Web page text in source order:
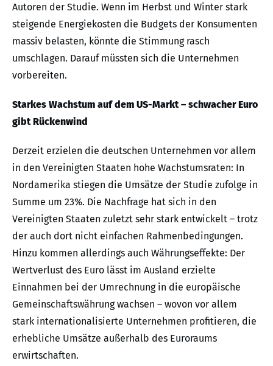
Autoren der Studie. Wenn im Herbst und Winter stark
steigende Energiekosten die Budgets der Konsumenten
massiv belasten, könnte die Stimmung rasch
umschlagen. Darauf müssten sich die Unternehmen
vorbereiten.
Starkes Wachstum auf dem US-Markt – schwacher Euro
gibt Rückenwind
Derzeit erzielen die deutschen Unternehmen vor allem
in den Vereinigten Staaten hohe Wachstumsraten: In
Nordamerika stiegen die Umsätze der Studie zufolge in
Summe um 23%. Die Nachfrage hat sich in den
Vereinigten Staaten zuletzt sehr stark entwickelt – trotz
der auch dort nicht einfachen Rahmenbedingungen.
Hinzu kommen allerdings auch Währungseffekte: Der
Wertverlust des Euro lässt im Ausland erzielte
Einnahmen bei der Umrechnung in die europäische
Gemeinschaftswährung wachsen – wovon vor allem
stark internationalisierte Unternehmen profitieren, die
erhebliche Umsätze außerhalb des Euroraums
erwirtschaften.